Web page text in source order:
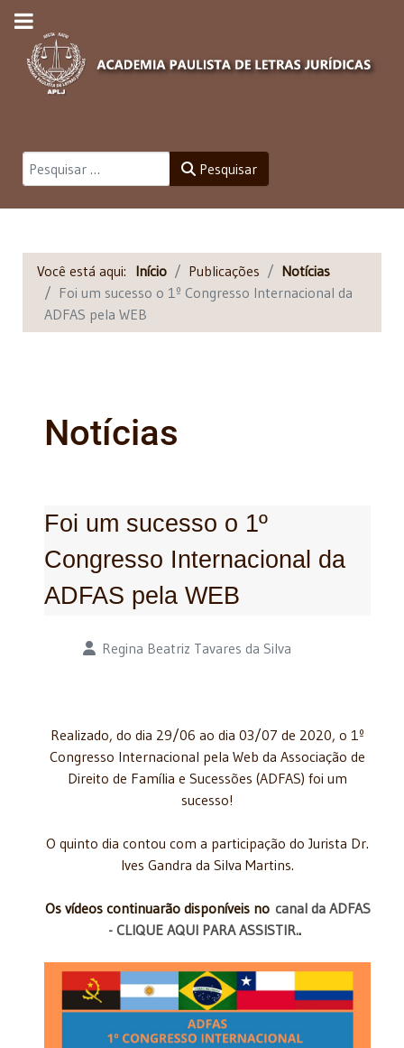
Pesquisar Pesquisar
Você está aqui: Início Publicações
Notícias
Foi um sucesso o 1º Congresso Internacional da
ADFAS pela WEB
Notícias
Foi um sucesso o 1º
Congresso Internacional da
ADFAS pela WEB
Detalhes Regina Beatriz Tavares da Silva
Realizado, do dia 29/06 ao dia 03/07 de 2020, o 1º
Congresso Internacional pela Web da Associação de
Direito de Família e Sucessões (ADFAS) foi um
sucesso!
O quinto dia contou com a participação do Jurista Dr.
Ives Gandra da Silva Martins.
Os vídeos continuarão disponíveis no canal da ADFAS
- CLIQUE AQUI PARA ASSISTIR..